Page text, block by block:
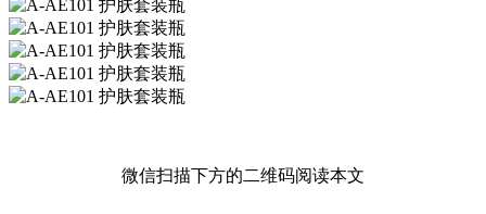
微信扫描下方的二维码阅读本文